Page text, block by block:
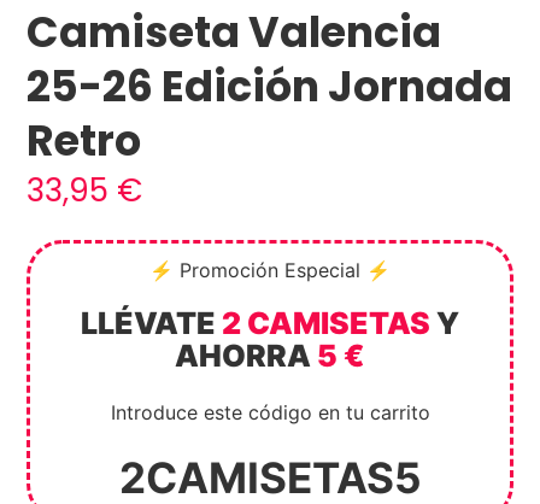
Camiseta Valencia
25-26 Edición Jornada
Retro
33,95 €
⚡ Promoción Especial ⚡
LLÉVATE 2 CAMISETAS Y
AHORRA 5 €
Introduce este código en tu carrito
2CAMISETAS5